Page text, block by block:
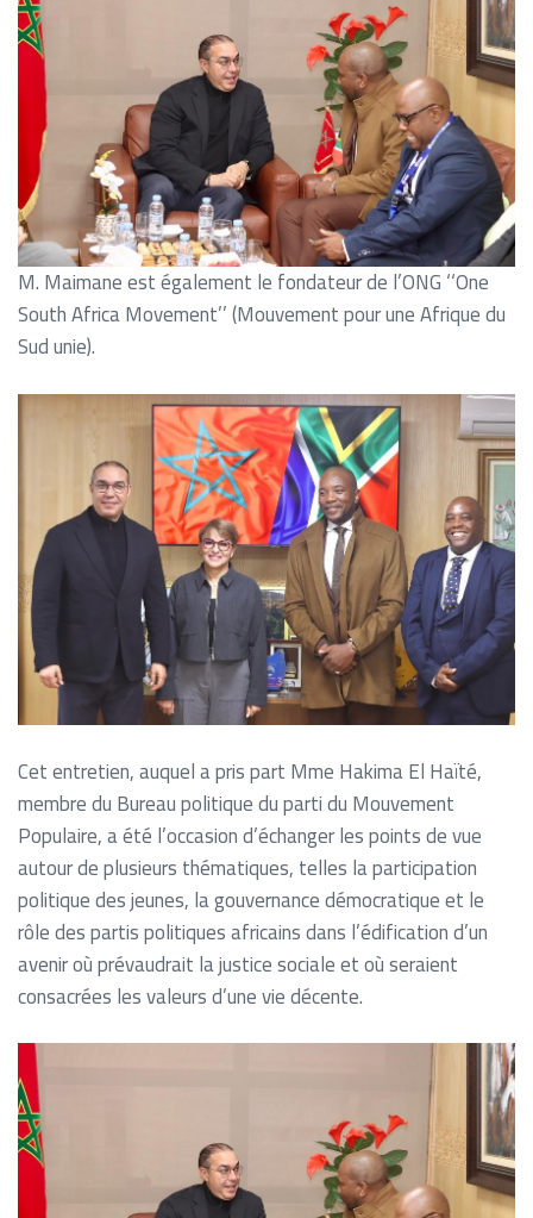
M. Maimane est également le fondateur de l’ONG ‘‘One
South Africa Movement’’ (Mouvement pour une Afrique du
Sud unie).
Cet entretien, auquel a pris part Mme Hakima El Haïté,
membre du Bureau politique du parti du Mouvement
Populaire, a été l’occasion d’échanger les points de vue
autour de plusieurs thématiques, telles la participation
politique des jeunes, la gouvernance démocratique et le
rôle des partis politiques africains dans l’édification d’un
avenir où prévaudrait la justice sociale et où seraient
consacrées les valeurs d’une vie décente.